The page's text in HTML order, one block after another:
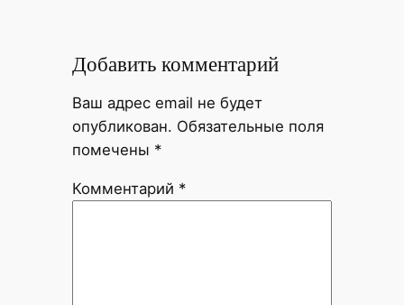
Добавить комментарий
Ваш адрес email не будет
опубликован. Обязательные поля
помечены *
Комментарий *